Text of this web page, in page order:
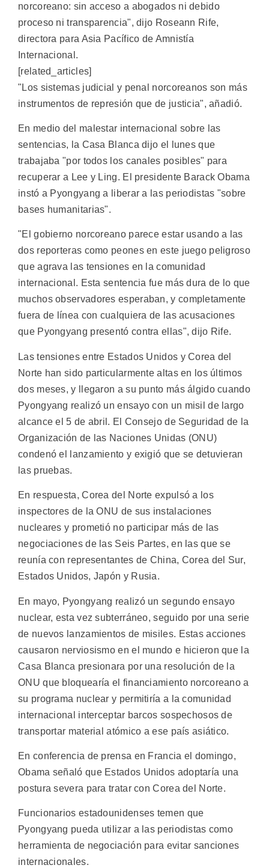
norcoreano: sin acceso a abogados ni debido
proceso ni transparencia", dijo Roseann Rife,
directora para Asia Pacífico de Amnistía
Internacional.
[related_articles]
"Los sistemas judicial y penal norcoreanos son más
instrumentos de represión que de justicia", añadió.
En medio del malestar internacional sobre las
sentencias, la Casa Blanca dijo el lunes que
trabajaba "por todos los canales posibles" para
recuperar a Lee y Ling. El presidente Barack Obama
instó a Pyongyang a liberar a las periodistas "sobre
bases humanitarias".
"El gobierno norcoreano parece estar usando a las
dos reporteras como peones en este juego peligroso
que agrava las tensiones en la comunidad
internacional. Esta sentencia fue más dura de lo que
muchos observadores esperaban, y completamente
fuera de línea con cualquiera de las acusaciones
que Pyongyang presentó contra ellas", dijo Rife.
Las tensiones entre Estados Unidos y Corea del
Norte han sido particularmente altas en los últimos
dos meses, y llegaron a su punto más álgido cuando
Pyongyang realizó un ensayo con un misil de largo
alcance el 5 de abril. El Consejo de Seguridad de la
Organización de las Naciones Unidas (ONU)
condenó el lanzamiento y exigió que se detuvieran
las pruebas.
En respuesta, Corea del Norte expulsó a los
inspectores de la ONU de sus instalaciones
nucleares y prometió no participar más de las
negociaciones de las Seis Partes, en las que se
reunía con representantes de China, Corea del Sur,
Estados Unidos, Japón y Rusia.
En mayo, Pyongyang realizó un segundo ensayo
nuclear, esta vez subterráneo, seguido por una serie
de nuevos lanzamientos de misiles. Estas acciones
causaron nerviosismo en el mundo e hicieron que la
Casa Blanca presionara por una resolución de la
ONU que bloquearía el financiamiento norcoreano a
su programa nuclear y permitiría a la comunidad
internacional interceptar barcos sospechosos de
transportar material atómico a ese país asiático.
En conferencia de prensa en Francia el domingo,
Obama señaló que Estados Unidos adoptaría una
postura severa para tratar con Corea del Norte.
Funcionarios estadounidenses temen que
Pyongyang pueda utilizar a las periodistas como
herramienta de negociación para evitar sanciones
internacionales.